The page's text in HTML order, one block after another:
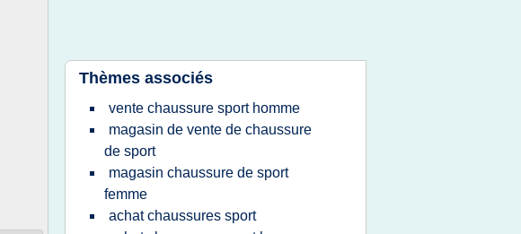
Thèmes associés
vente chaussure sport homme
magasin de vente de chaussure
de sport
magasin chaussure de sport
femme
achat chaussures sport